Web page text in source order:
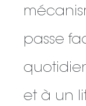
passe
et à un